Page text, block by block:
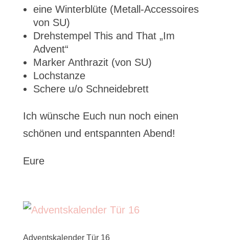
eine Winterblüte (Metall-Accessoires
von SU)
Drehstempel This and That „Im
Advent“
Marker Anthrazit (von SU)
Lochstanze
Schere u/o Schneidebrett
Ich wünsche Euch nun noch einen
schönen und entspannten Abend!
Eure
Adventskalender Tür 16